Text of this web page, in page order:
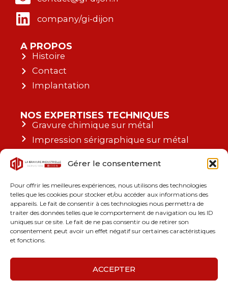
Gérer le consentement
Pour offrir les meilleures expériences, nous utilisons des technologies
telles que les cookies pour stocker et/ou accéder aux informations des
appareils. Le fait de consentir à ces technologies nous permettra de
traiter des données telles que le comportement de navigation ou les ID
uniques sur ce site. Le fait de ne pas consentir ou de retirer son
consentement peut avoir un effet négatif sur certaines caractéristiques
et fonctions.
ACCEPTER
company/gi-dijon
A PROPOS
Histoire
Contact
Implantation
NOS EXPERTISES TECHNIQUES
Gravure chimique sur métal
Impression sérigraphique sur métal
numérique sur plastique
GAMMES PRODUITS & DOMAINES
D'APPLICATION
DES RÉFÉRENCES NATIONALES &
INTERNATIONALES